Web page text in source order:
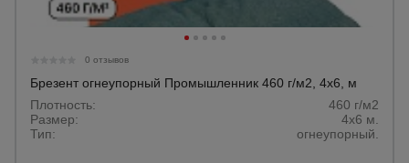
0 отзывов
Брезент огнеупорный Промышленник 460 г/м2, 4х6, м
Плотность:
460 г/м2
Размер:
4х6 м.
Тип:
огнеупорный.
пушки